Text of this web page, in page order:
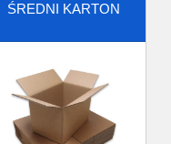
ŚREDNI KARTON